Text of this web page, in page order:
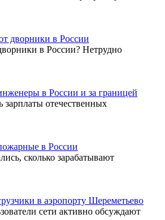
дворники в России
в России? Нетрудно
в России и за границей
отечественных
в России
сколько зарабатывают
в аэропорту Шереметьево
сети активно обсуждают